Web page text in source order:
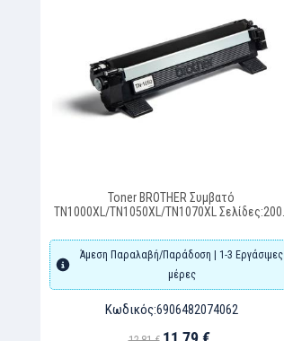
Toner BROTHER Συμβατό
TN1000XL/TN1050XL/TN1070XL Σελίδες:2000
DCP-1610W, HL-1210WVB,
Άμεση Παραλαβή/Παράδοση | 1-3 Εργάσιμες
μέρες
Κωδικός:6906482074062